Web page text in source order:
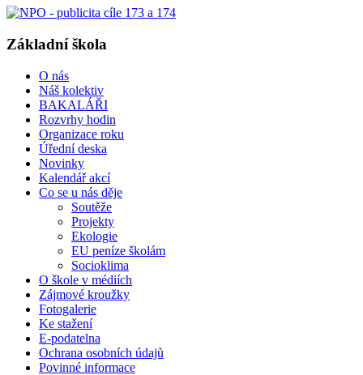
Základní škola
O nás
Náš kolektiv
BAKALÁŘI
Rozvrhy hodin
Organizace roku
Úřední deska
Novinky
Kalendář akcí
Co se u nás děje
Soutěže
Projekty
Ekologie
EU peníze školám
Socioklima
O škole v médiích
Zájmové kroužky
Fotogalerie
Ke stažení
E-podatelna
Ochrana osobních údajů
Povinné informace